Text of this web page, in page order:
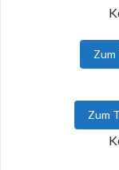
Zum